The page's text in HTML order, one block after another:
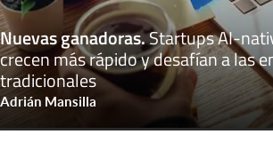
Nuevas ganadoras.Startups AI-
crecen más rápido y desafían a las
tradicionales
Adrián Mansilla